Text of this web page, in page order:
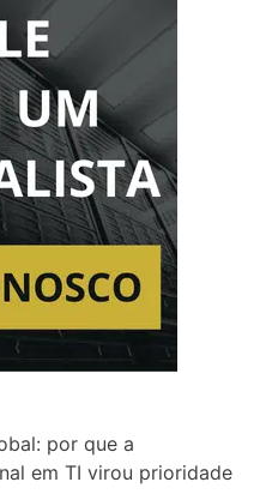
por que a
em TI virou prioridade